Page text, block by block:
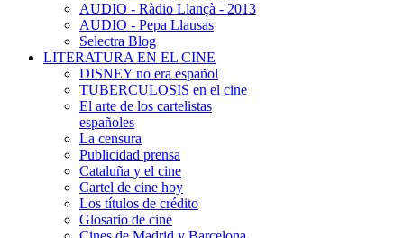
AUDIO - Ràdio Llançà - 2013
AUDIO - Pepa Llausas
Selectra Blog
LITERATURA EN EL CINE
DISNEY no era español
TUBERCULOSIS en el cine
El arte de los cartelistas
españoles
La censura
Publicidad prensa
Cataluña y el cine
Cartel de cine hoy
Los títulos de crédito
Glosario de cine